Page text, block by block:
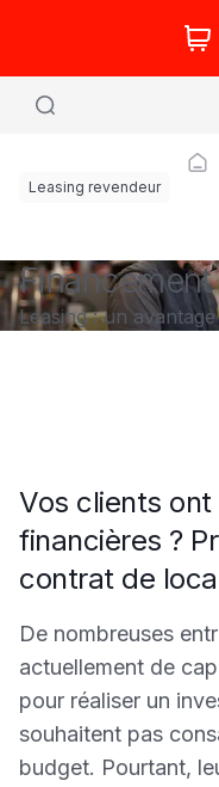
Leasing revendeur
Financement
Leasing : un
Vos clients
financières ?
contrat de
De nombreuses
actuellement de
pour réaliser un
souhaitent pas
budget. Pourtant,